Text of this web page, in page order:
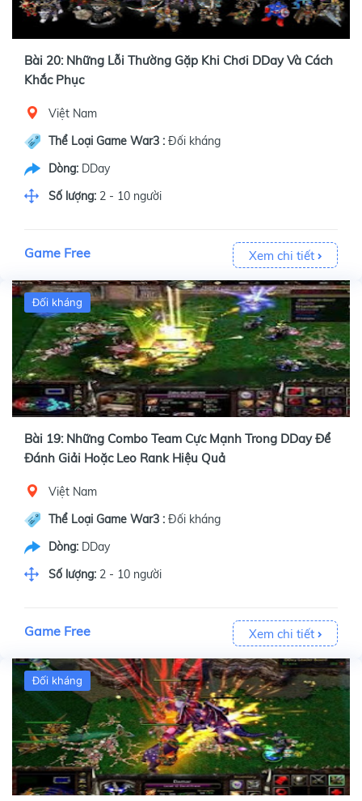
Bài 20: Những Lỗi Thường Gặp Khi Chơi DDay Và Cách
Khắc Phục
Việt Nam
Thể Loại Game War3 : Đối kháng
Dòng: DDay
Số lượng: 2 - 10 người
Game Free Xem chi tiết
Đối kháng
Bài 19: Những Combo Team Cực Mạnh Trong DDay Để
Đánh Giải Hoặc Leo Rank Hiệu Quả
Việt Nam
Thể Loại Game War3 : Đối kháng
Dòng: DDay
Số lượng: 2 - 10 người
Game Free Xem chi tiết
Đối kháng